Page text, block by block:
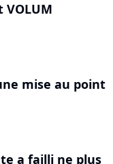
mise au point
a failli ne plus